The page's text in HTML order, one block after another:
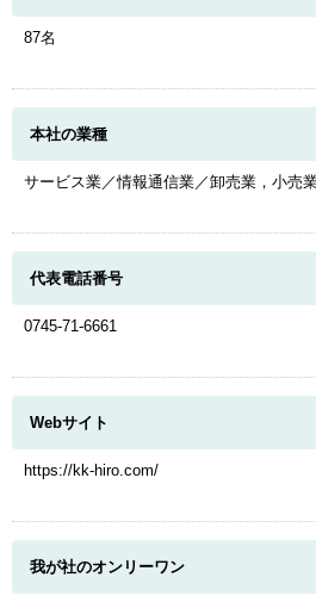
87名
本社の業種
サービス業／情報通信業／卸売業，小売
代表電話番号
0745-71-6661
Webサイト
https://kk-hiro.com/
我が社のオンリーワン